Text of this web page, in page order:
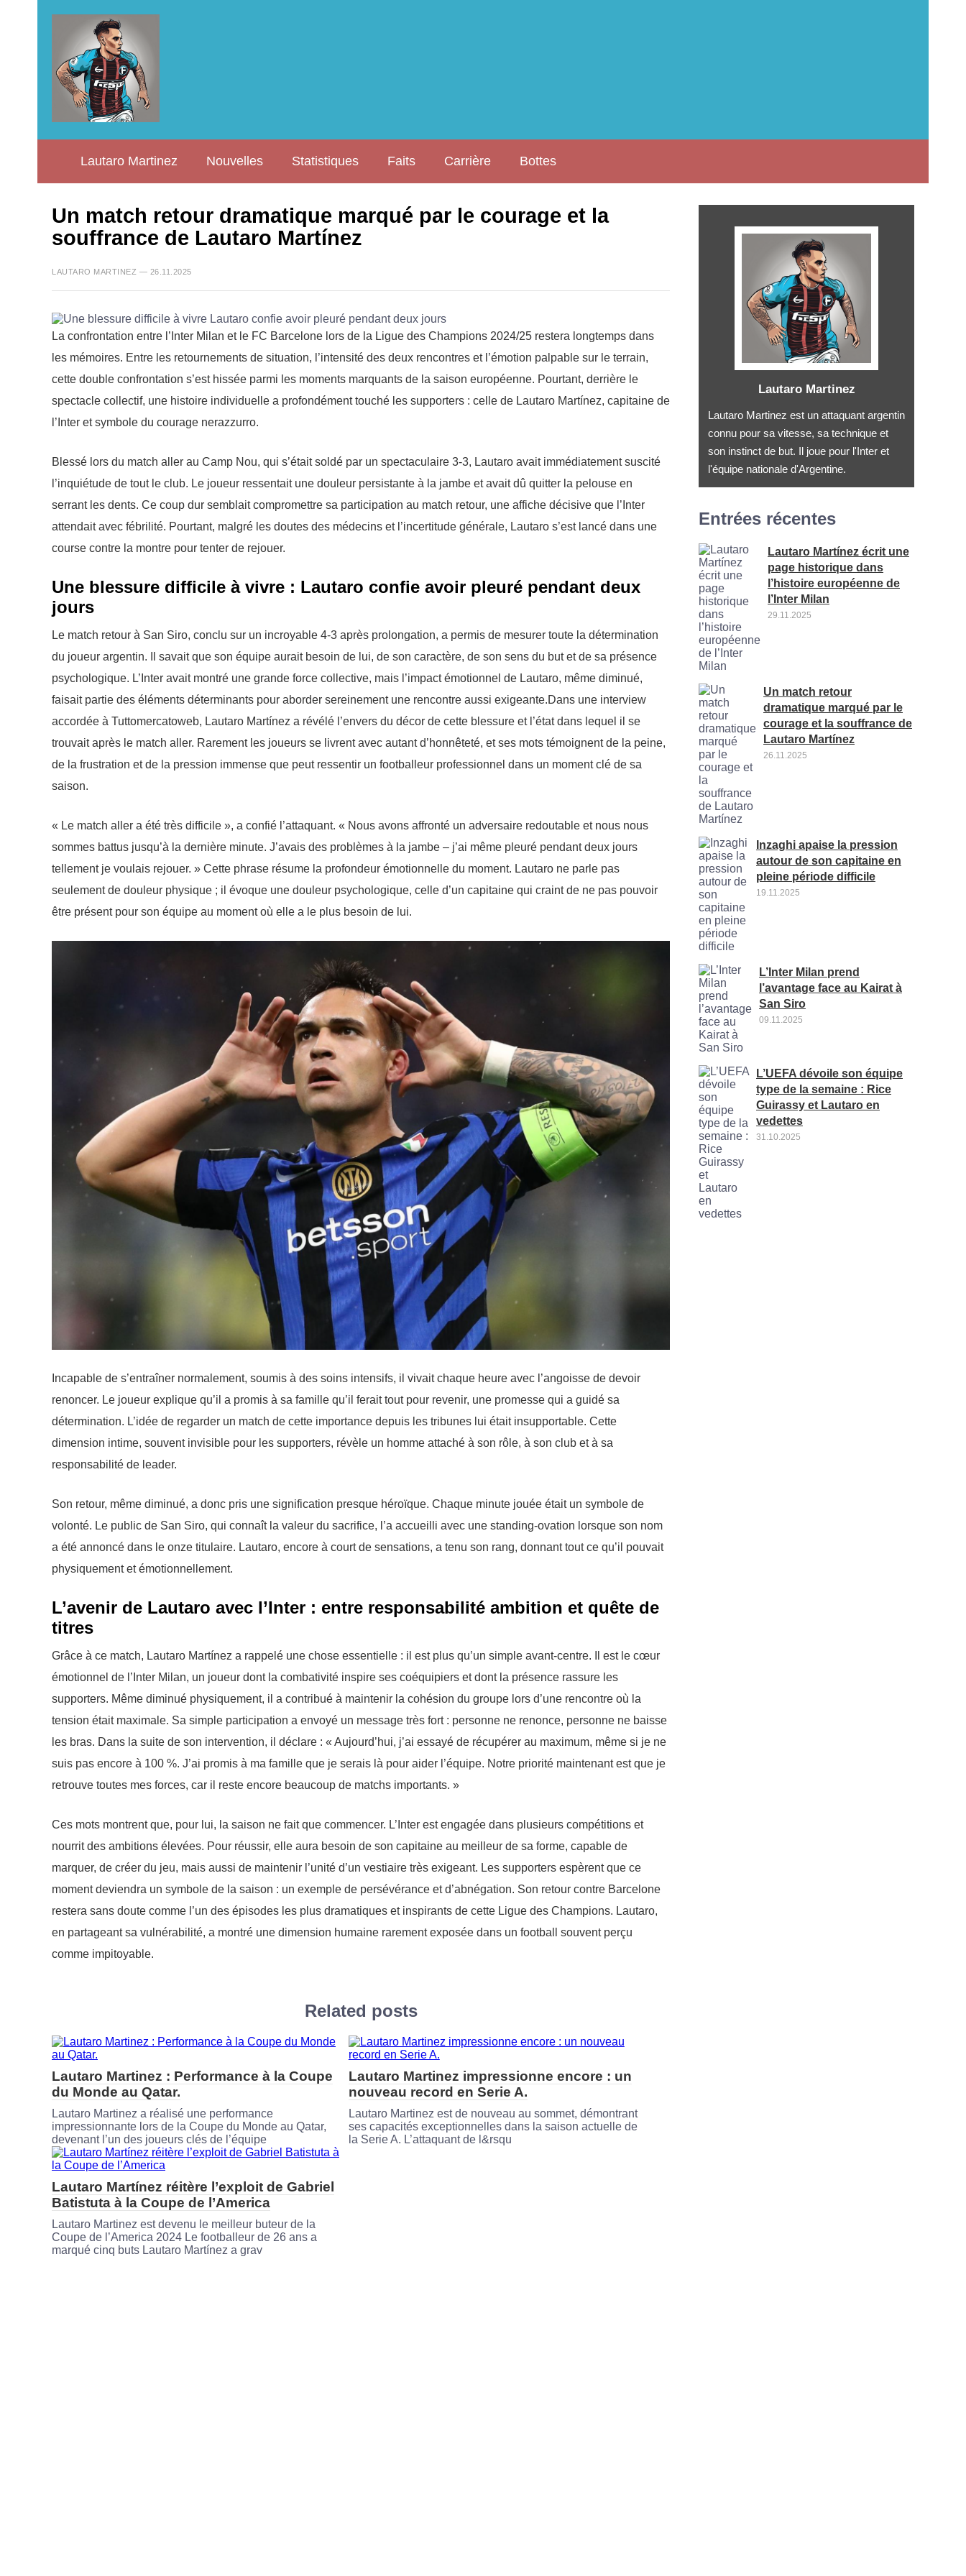
Lautaro Martinez Nouvelles Statistiques Faits Carrière Bottes
Un match retour dramatique marqué par le courage et la
souffrance de Lautaro Martínez
LAUTARO MARTINEZ — 26.11.2025
La confrontation entre l’Inter Milan et le FC Barcelone lors de la Ligue des Champions 2024/25 restera longtemps dans
les mémoires. Entre les retournements de situation, l’intensité des deux rencontres et l’émotion palpable sur le terrain,
cette double confrontation s’est hissée parmi les moments marquants de la saison européenne. Pourtant, derrière le
spectacle collectif, une histoire individuelle a profondément touché les supporters : celle de Lautaro Martínez, capitaine de
l’Inter et symbole du courage nerazzurro.
Blessé lors du match aller au Camp Nou, qui s’était soldé par un spectaculaire 3-3, Lautaro avait immédiatement suscité
l’inquiétude de tout le club. Le joueur ressentait une douleur persistante à la jambe et avait dû quitter la pelouse en
serrant les dents. Ce coup dur semblait compromettre sa participation au match retour, une affiche décisive que l’Inter
attendait avec fébrilité. Pourtant, malgré les doutes des médecins et l’incertitude générale, Lautaro s’est lancé dans une
course contre la montre pour tenter de rejouer.
Une blessure difficile à vivre : Lautaro confie avoir pleuré pendant deux
jours
Le match retour à San Siro, conclu sur un incroyable 4-3 après prolongation, a permis de mesurer toute la détermination
du joueur argentin. Il savait que son équipe aurait besoin de lui, de son caractère, de son sens du but et de sa présence
psychologique. L’Inter avait montré une grande force collective, mais l’impact émotionnel de Lautaro, même diminué,
faisait partie des éléments déterminants pour aborder sereinement une rencontre aussi exigeante.Dans une interview
accordée à Tuttomercatoweb, Lautaro Martínez a révélé l’envers du décor de cette blessure et l’état dans lequel il se
trouvait après le match aller. Rarement les joueurs se livrent avec autant d’honnêteté, et ses mots témoignent de la peine,
de la frustration et de la pression immense que peut ressentir un footballeur professionnel dans un moment clé de sa
saison.
« Le match aller a été très difficile », a confié l’attaquant. « Nous avons affronté un adversaire redoutable et nous nous
sommes battus jusqu’à la dernière minute. J’avais des problèmes à la jambe – j’ai même pleuré pendant deux jours
tellement je voulais rejouer. » Cette phrase résume la profondeur émotionnelle du moment. Lautaro ne parle pas
seulement de douleur physique ; il évoque une douleur psychologique, celle d’un capitaine qui craint de ne pas pouvoir
être présent pour son équipe au moment où elle a le plus besoin de lui.
Incapable de s’entraîner normalement, soumis à des soins intensifs, il vivait chaque heure avec l’angoisse de devoir
renoncer. Le joueur explique qu’il a promis à sa famille qu’il ferait tout pour revenir, une promesse qui a guidé sa
détermination. L’idée de regarder un match de cette importance depuis les tribunes lui était insupportable. Cette
dimension intime, souvent invisible pour les supporters, révèle un homme attaché à son rôle, à son club et à sa
responsabilité de leader.
Son retour, même diminué, a donc pris une signification presque héroïque. Chaque minute jouée était un symbole de
volonté. Le public de San Siro, qui connaît la valeur du sacrifice, l’a accueilli avec une standing-ovation lorsque son nom
a été annoncé dans le onze titulaire. Lautaro, encore à court de sensations, a tenu son rang, donnant tout ce qu’il pouvait
physiquement et émotionnellement.
L’avenir de Lautaro avec l’Inter : entre responsabilité ambition et quête de
titres
Grâce à ce match, Lautaro Martínez a rappelé une chose essentielle : il est plus qu’un simple avant-centre. Il est le cœur
émotionnel de l’Inter Milan, un joueur dont la combativité inspire ses coéquipiers et dont la présence rassure les
supporters. Même diminué physiquement, il a contribué à maintenir la cohésion du groupe lors d’une rencontre où la
tension était maximale. Sa simple participation a envoyé un message très fort : personne ne renonce, personne ne baisse
les bras. Dans la suite de son intervention, il déclare : « Aujourd’hui, j’ai essayé de récupérer au maximum, même si je ne
suis pas encore à 100 %. J’ai promis à ma famille que je serais là pour aider l’équipe. Notre priorité maintenant est que je
retrouve toutes mes forces, car il reste encore beaucoup de matchs importants. »
Ces mots montrent que, pour lui, la saison ne fait que commencer. L’Inter est engagée dans plusieurs compétitions et
nourrit des ambitions élevées. Pour réussir, elle aura besoin de son capitaine au meilleur de sa forme, capable de
marquer, de créer du jeu, mais aussi de maintenir l’unité d’un vestiaire très exigeant. Les supporters espèrent que ce
moment deviendra un symbole de la saison : un exemple de persévérance et d’abnégation. Son retour contre Barcelone
restera sans doute comme l’un des épisodes les plus dramatiques et inspirants de cette Ligue des Champions. Lautaro,
en partageant sa vulnérabilité, a montré une dimension humaine rarement exposée dans un football souvent perçu
comme impitoyable.
Related posts
Lautaro Martinez : Performance à la Coupe
du Monde au Qatar.
Lautaro Martinez a réalisé une performance
impressionnante lors de la Coupe du Monde au Qatar,
devenant l’un des joueurs clés de l’équipe
Lautaro Martinez impressionne encore : un
nouveau record en Serie A.
Lautaro Martinez est de nouveau au sommet, démontrant
ses capacités exceptionnelles dans la saison actuelle de
la Serie A. L’attaquant de l&rsqu
Lautaro Martínez réitère l’exploit de Gabriel
Batistuta à la Coupe de l’America
Lautaro Martinez est devenu le meilleur buteur de la
Coupe de l’America 2024 Le footballeur de 26 ans a
marqué cinq buts Lautaro Martínez a grav
Lautaro Martinez
Lautaro Martinez est un attaquant argentin
connu pour sa vitesse, sa technique et
son instinct de but. Il joue pour l'Inter et
l'équipe nationale d'Argentine.
Entrées récentes
Lautaro Martínez écrit une
page historique dans
l’histoire européenne de
l’Inter Milan
29.11.2025
Un match retour
dramatique marqué par le
courage et la souffrance de
Lautaro Martínez
26.11.2025
Inzaghi apaise la pression
autour de son capitaine en
pleine période difficile
19.11.2025
L’Inter Milan prend
l’avantage face au Kairat à
San Siro
09.11.2025
L’UEFA dévoile son équipe
type de la semaine : Rice
Guirassy et Lautaro en
vedettes
31.10.2025